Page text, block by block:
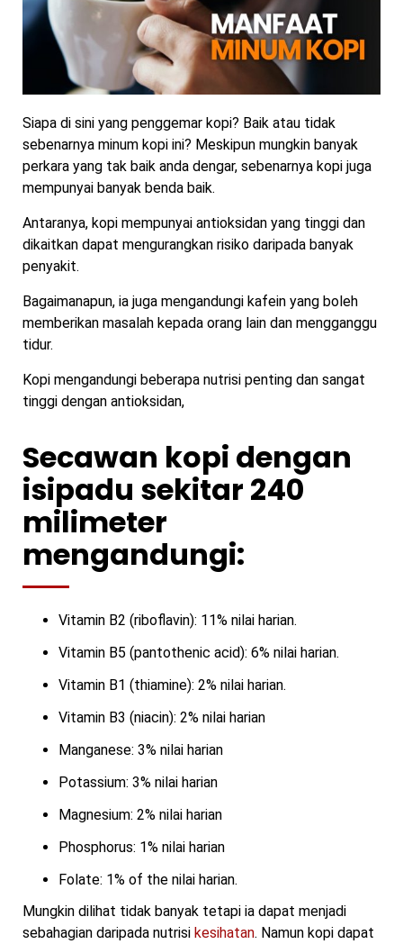
Siapa di sini yang penggemar kopi? Baik atau tidak
sebenarnya minum kopi ini? Meskipun mungkin banyak
perkara yang tak baik anda dengar, sebenarnya kopi juga
mempunyai banyak benda baik.
Antaranya, kopi mempunyai antioksidan yang tinggi dan
dikaitkan dapat mengurangkan risiko daripada banyak
penyakit.
Bagaimanapun, ia juga mengandungi kafein yang boleh
memberikan masalah kepada orang lain dan mengganggu
tidur.
Kopi mengandungi beberapa nutrisi penting dan sangat
tinggi dengan antioksidan,
Secawan kopi dengan
isipadu sekitar 240
milimeter
mengandungi:
Vitamin B2 (riboflavin): 11% nilai harian.
Vitamin B5 (pantothenic acid): 6% nilai harian.
Vitamin B1 (thiamine): 2% nilai harian.
Vitamin B3 (niacin): 2% nilai harian
Manganese: 3% nilai harian
Potassium: 3% nilai harian
Magnesium: 2% nilai harian
Phosphorus: 1% nilai harian
Folate: 1% of the nilai harian.
Mungkin dilihat tidak banyak tetapi ia dapat menjadi
sebahagian daripada nutrisi kesihatan. Namun kopi dapat